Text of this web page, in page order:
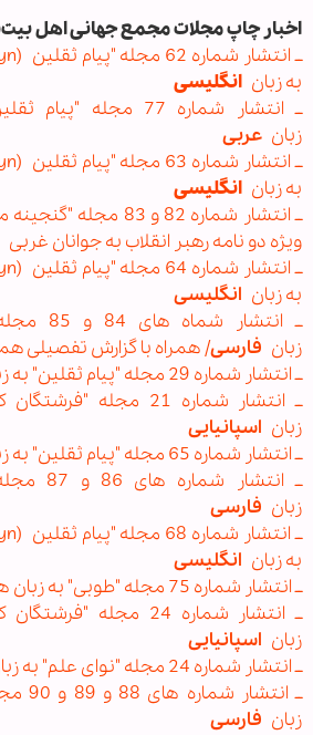
اخبار چاپ مجلات مجمع جهانی اهل
به زبان انگلیسی
ــ انتشار شماره 77
زبان عربی
به زبان انگلیسی
ــ انتشار شماره 82 و 83 مجله "گنجینه مجمع" به زبان
ویژه دو نامه رهبر انقلاب به جوانان غربی
به زبان انگلیسی
ــ
زبان فارسی/ همراه با گزارش تفصیلی
ــ انتشار شماره 29 مجله‌ "پیام ثقلین" به زبان
زبان اسپانیایی
ــ انتشار شماره 65 مجله‌ "پیام ثقلین" به زبان
ــ
زبان فارسی
به زبان انگلیسی
ــ انتشار شماره 75 مجله‌ "طوبی" به زبان های
ــ انتشار شماره 24 مجله‌ "فرشتگان کوچک
زبان اسپانیایی
ــ انتشار شماره 24 مجله‌ "نوای علم" به زبان
ــ
زبان فارسی